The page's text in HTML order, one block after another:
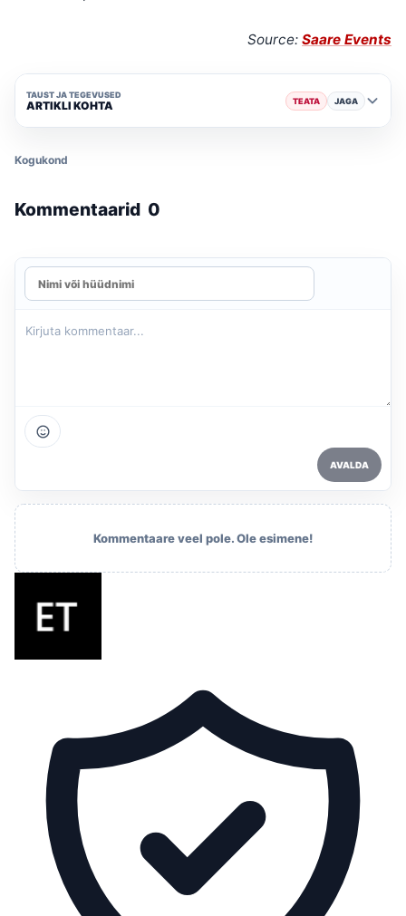
Source: Saare Events
TAUST JA TEGEVUSED
ARTIKLI KOHTA TEATA JAGA
Kogukond
Kommentaarid 0
AVALDA
Kommentaare veel pole. Ole esimene!